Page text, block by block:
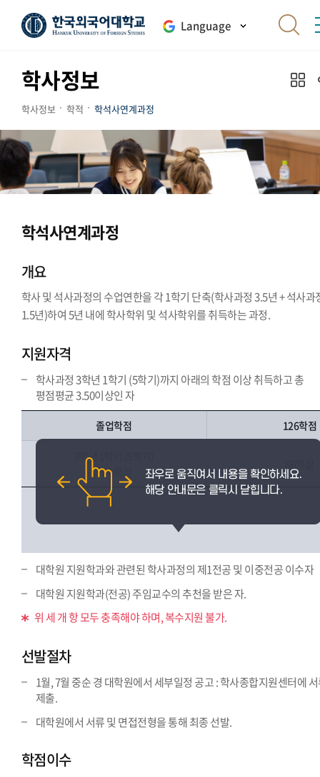
Language
학사정보
학사정보 학적 학석사연계과정
학석사연계과정
개요
학사 및 석사과정의 수업연한을 각 1학기 단축(학사과정 3.5년 + 석사과
1.5년)하여 5년 내에 학사학위 및 석사학위를 취득하는 과정.
지원자격
학사과정 3학년 1학기 (5학기)까지 아래의 학점 이상 취득하고 총
평점평균 3.50이상인 자
졸업학점 126학점
3학년 1학기 (5학기)
이수학점
대학원 지원학과와 관련된 학사과정의 제1전공 및 이중전공 이수자
대학원 지원학과(전공) 주임교수의 추천을 받은 자.
위 세 개 항 모두 충족해야 하며, 복수지원 불가.
선발절차
1월, 7월 중순 경 대학원에서 세부일정 공고 : 학사종합지원센터에
제출.
대학원에서 서류 및 면접전형을 통해 최종 선발.
학점이수